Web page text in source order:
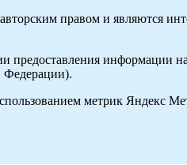
правом и являются
информации на
Федерации).
метрик Яндекс